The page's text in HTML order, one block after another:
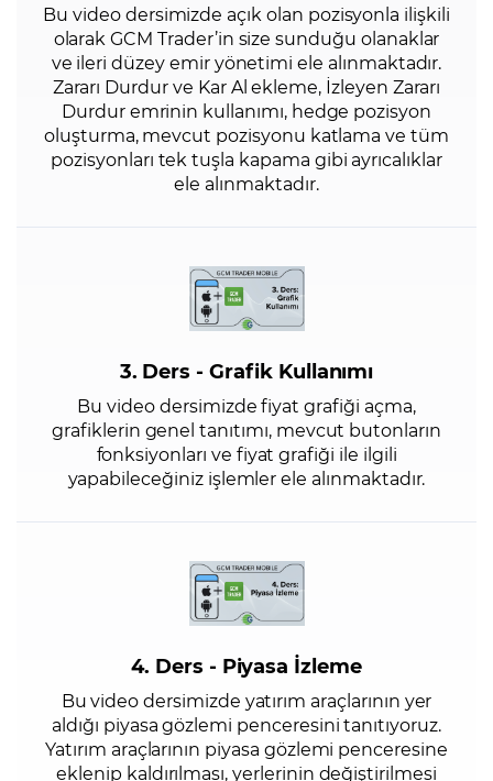
Bu video dersimizde açık olan pozisyonla ilişkili
olarak GCM Trader’in size sunduğu olanaklar
ve ileri düzey emir yönetimi ele alınmaktadır.
Zararı Durdur ve Kar Al ekleme, İzleyen Zararı
Durdur emrinin kullanımı, hedge pozisyon
oluşturma, mevcut pozisyonu katlama ve tüm
pozisyonları tek tuşla kapama gibi ayrıcalıklar
ele alınmaktadır.
3. Ders - Grafik Kullanımı
Bu video dersimizde fiyat grafiği açma,
grafiklerin genel tanıtımı, mevcut butonların
fonksiyonları ve fiyat grafiği ile ilgili
yapabileceğiniz işlemler ele alınmaktadır.
4. Ders - Piyasa İzleme
Bu video dersimizde yatırım araçlarının yer
aldığı piyasa gözlemi penceresini tanıtıyoruz.
Yatırım araçlarının piyasa gözlemi penceresine
eklenip kaldırılması, yerlerinin değiştirilmesi